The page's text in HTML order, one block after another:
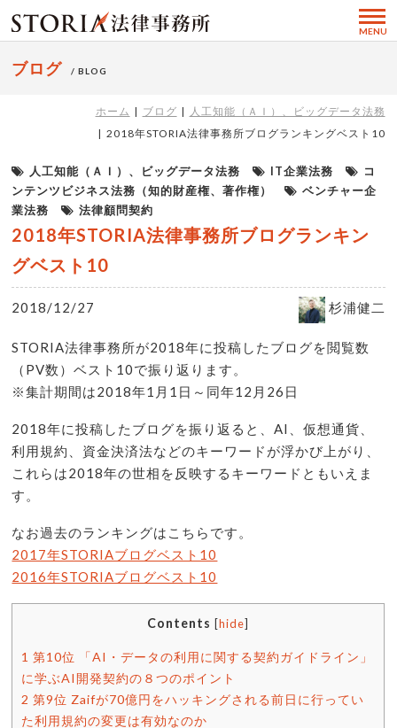
MENU
ブログ / BLOG
ホーム ブログ
人工知能（ＡＩ）、ビッグデータ法務
2018年STORIA法律事務所ブログランキングベスト10
人工知能（ＡＩ）、ビッグデータ法務 IT企業法務
コ
ンテンツビジネス法務（知的財産権、著作権）
ベンチャー企
業法務
法律顧問契約
2018年STORIA法律事務所ブログランキン
グベスト10
2018/12/27 杉浦健二
STORIA法律事務所が2018年に投稿したブログを閲覧数
（PV数）ベスト10で振り返ります。
※集計期間は2018年1月1日～同年12月26日
2018年に投稿したブログを振り返ると、AI、仮想通貨、
利用規約、資金決済法などのキーワードが浮かび上がり、
これらは2018年の世相を反映するキーワードともいえま
す。
なお過去のランキングはこちらです。
2017年STORIAブログベスト10
2016年STORIAブログベスト10
Contents [hide]
1 第10位 「AI・データの利用に関する契約ガイドライン」
に学ぶAI開発契約の８つのポイント
2 第9位 Zaifが70億円をハッキングされる前日に行ってい
た利用規約の変更は有効なのか